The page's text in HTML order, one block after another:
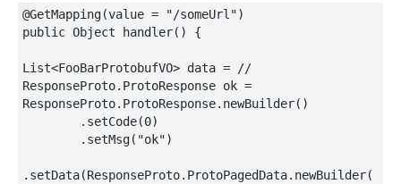
@GetMapping(value = "/someUrl")
public Object handler() {
List<FooBarProtobufVO> data = //
ResponseProto.ProtoResponse ok =
ResponseProto.ProtoResponse.newBuilder()
.setData(ResponseProto.ProtoPagedData.newBuilder(